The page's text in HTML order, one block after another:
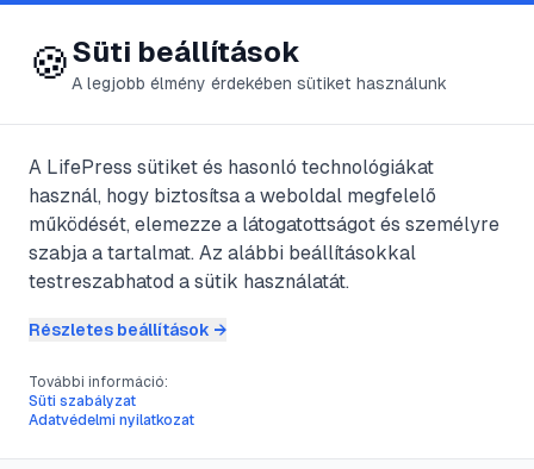
😍 LifePress
@Septimus
2017. augusztus 2.· perc olvasás
Zongorázzunk,
zongora nélkül
#gomba
🍪Süti beállítások
A legjobb élmény érdekében sütiket használunk
A LifePress sütiket és hasonló technológiákat
használ, hogy biztosítsa a weboldal megfelelő
működését, elemezze a látogatottságot és személyre
szabja a tartalmat. Az alábbi beállításokkal
testreszabhatod a sütik használatát.
Részletes beállítások →
További információ:
Süti szabályzat
Adatvédelmi nyilatkozat